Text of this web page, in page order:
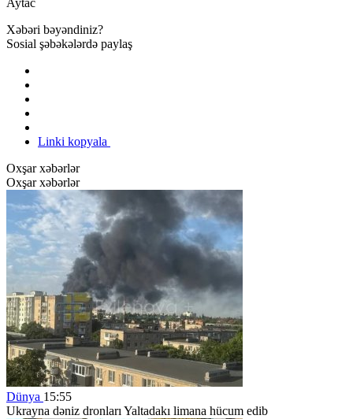
Xəbəri bəyəndiniz?
Sosial şəbəkələrdə paylaş
Linki kopyala
Oxşar xəbərlər
Oxşar xəbərlər
Dünya 15:55
Ukrayna dəniz dronları Yaltadakı limana hücum edib